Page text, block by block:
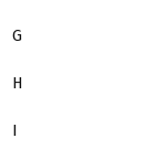
G
H
I